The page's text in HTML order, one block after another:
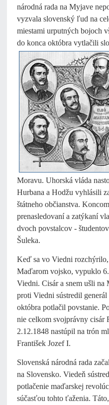
národná rada na Myjave
vyzvala slovenský ľud na
miestami urputných bojoch
do konca októbra vytlačili
Moravu. Uhorská vláda
Hurbana a Hodžu vyhlásili
štátneho občianstva.
prenasledovaní a zatýkaní
dvoch povstalcov -
Šuleka.
Keď sa vo Viedni
Maďarom vojsko, vypuklo
Viedni. Cisár a snem ušli
proti Viedni sústredil
októbra potlačil povstanie.
nie celkom svojprávny cisár
2.12.1848 nastúpil na trón
František Jozef I.
Slovenská národná rada
na Slovensko. Viedeň
potlačenie maďarskej
súčasťou tohto ťaženia.